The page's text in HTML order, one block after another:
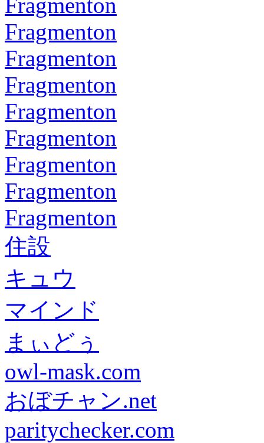
Fragmenton
Fragmenton
Fragmenton
Fragmenton
Fragmenton
Fragmenton
Fragmenton
Fragmenton
住設
キュウ
マインド
まぃどぅ
owl-mask.com
おぼチャン.net
paritychecker.com